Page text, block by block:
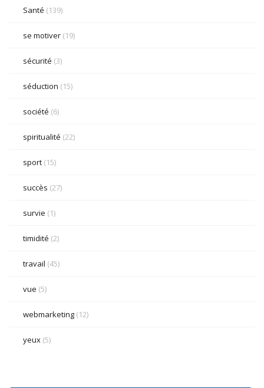
Santé (139)
se motiver (19)
sécurité (3)
séduction (15)
société (6)
spiritualité (22)
sport (15)
succès (27)
survie (1)
timidité (2)
travail (45)
vue (5)
webmarketing (12)
yeux (5)